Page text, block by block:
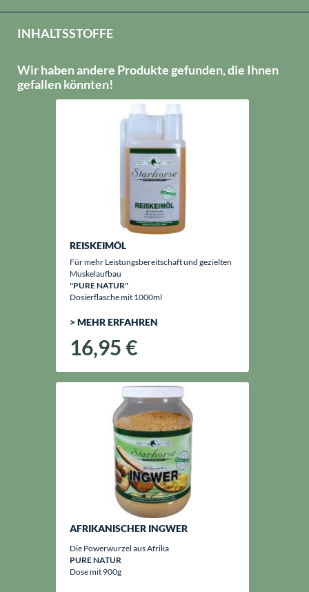
INHALTSSTOFFE
Wir haben andere Produkte gefunden, die Ihnen
gefallen könnten!
REISKEIMÖL
Für mehr Leistungsbereitschaft und gezielten
Muskelaufbau
"PURE NATUR"
Dosierflasche mit 1000ml
> MEHR ERFAHREN
16,95 €
AFRIKANISCHER INGWER
Die Powerwurzel aus Afrika
PURE NATUR
Dose mit 900g